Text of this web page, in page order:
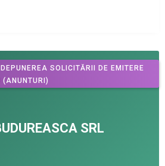
SOLICITĂRII DE EMITERE
(ANUNTURI)